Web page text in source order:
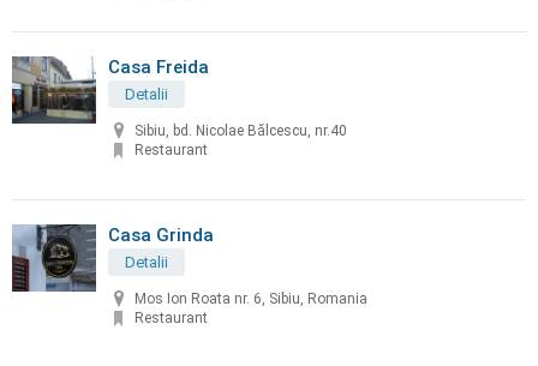
Casa Freida
Detalii
Sibiu, bd. Nicolae Bălcescu, nr.40
Restaurant
Casa Grinda
Detalii
Mos Ion Roata nr. 6, Sibiu, Romania
Restaurant